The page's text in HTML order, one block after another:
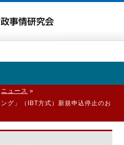
ニュース »
グ」（IBT方式）新規申込停止のお